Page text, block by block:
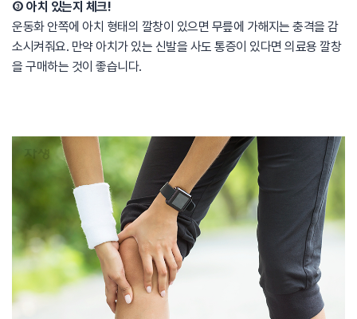
③ 아치 있는지 체크!
운동화 안쪽에 아치 형태의 깔창이 있으면 무릎에 가해지는 충격을 감
소시켜줘요. 만약 아치가 있는 신발을 사도 통증이 있다면 의료용 깔창
을 구매하는 것이 좋습니다.